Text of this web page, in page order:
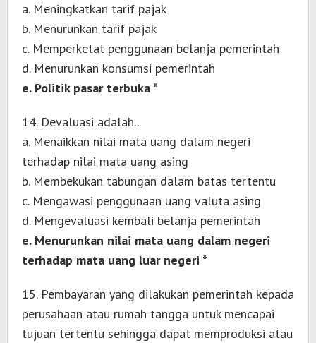
a. Meningkatkan tarif pajak
b. Menurunkan tarif pajak
c. Memperketat penggunaan belanja pemerintah
d. Menurunkan konsumsi pemerintah
e. Politik pasar terbuka *
14. Devaluasi adalah..
a. Menaikkan nilai mata uang dalam negeri
terhadap nilai mata uang asing
b. Membekukan tabungan dalam batas tertentu
c. Mengawasi penggunaan uang valuta asing
d. Mengevaluasi kembali belanja pemerintah
e. Menurunkan nilai mata uang dalam negeri
terhadap mata uang luar negeri *
15. Pembayaran yang dilakukan pemerintah kepada
perusahaan atau rumah tangga untuk mencapai
tujuan tertentu sehingga dapat memproduksi atau